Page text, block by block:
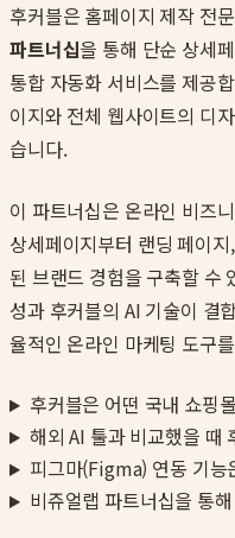
후커블은 홈페이지 제작 전
파트너십을 통해 단순 상세
통합 자동화 서비스를 제공
이지와 전체 웹사이트의 디
습니다.
이 파트너십은 온라인 비즈
상세페이지부터 랜딩 페이
된 브랜드 경험을 구축할 수
성과 후커블의 AI 기술이 결
율적인 온라인 마케팅 도구
후커블은 어떤 국내 쇼핑
해외 AI 툴과 비교했을 때
피그마(Figma) 연동 기능
비쥬얼랩 파트너십을 통